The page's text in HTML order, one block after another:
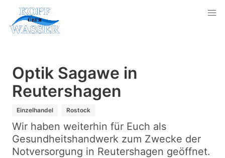
Optik Sagawe in
Reutershagen
Einzelhandel Rostock
Wir haben weiterhin für Euch als
Gesundheitshandwerk zum Zwecke der
Notversorgung in Reutershagen geöffnet.